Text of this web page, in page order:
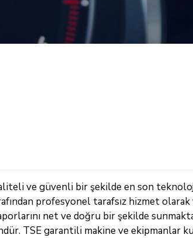
ve güvenli bir şekilde en son
profesyonel tarafsız hizmet olarak
net ve doğru bir şekilde
TSE garantili makine ve ekipmanlar